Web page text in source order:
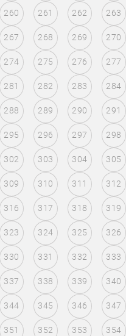
260 261 262 263
267 268 269 270
274 275 276 277
281 282 283 284
288 289 290 291
295 296 297 298
302 303 304 305
309 310 311 312
316 317 318 319
323 324 325 326
330 331 332 333
337 338 339 340
344 345 346 347
351 352 353 354